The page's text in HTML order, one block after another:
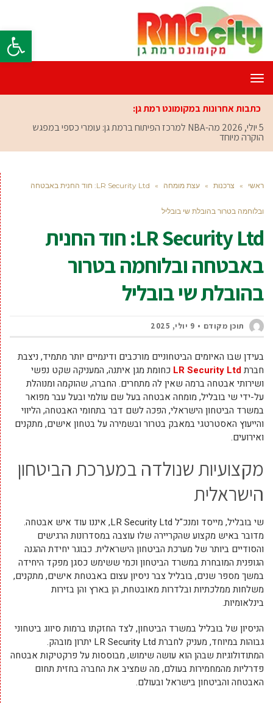
פתח
תפריט
כתבות אחרונות במקומונט רמת גן:
5 יולי, 2026
מה-NBA למרכז הפיתוח ברמת גן: עומרי כספי במפגש
הוקרה מיוחד
ראשי » צרכנות » עצת מומחה » LR Security Ltd: חוד החנית באבטחה
ובלוחמה בטרור בהובלת שי בובליל
LR Security Ltd: חוד החנית
באבטחה ובלוחמה בטרור
בהובלת שי בובליל
תוכן מקודם 9 יולי, 2025
בעידן שבו האיומים הביטחוניים מורכבים ודינמיים יותר מתמיד, ניצבת
חברתLR Security Ltd כחומת מגן איתנה, המעניקה שקט נפשי
ושירותי אבטחה ברמה שאין לה מתחרים. החברה, שהוקמה ומנוהלת
על-ידי שי בובליל, מומחה אבטחה בעל שם עולמי ובעל עבר מפואר
במשרד הביטחון הישראלי, הפכה לשם דבר בתחומי האבטחה, הליווי
והייעוץ האסטרטגי במאבק בטרור ובשמירה על בטחון אישים, מתקנים
ואירועים.
מקצועיות שנולדה במערכת הביטחון
הישראלית
שי בובליל, מייסד ומנכ"ל LR Security Ltd, איננו עוד איש אבטחה.
מדובר באיש מקצוע שהקריירה שלו עוצבה במסדרונות הרגישים
והסודיים ביותר של מערכת הביטחון הישראלית. כבוגר יחידת ההגנה
הגופנית המובחרת במשרד הביטחון וכמי ששימש כסגן מפקד היחידה
במשך מספר שנים, בובליל צבר ניסיון עצום באבטחת אישים, מתקנים,
משלחות ממלכתיות ובלדרות מאובטחת, הן בארץ והן בזירות
בינלאומיות.
הניסיון של בובליל במשרד הביטחון, לצד החזקתו ברמות סיווג ביטחוני
גבוהות במיוחד, מעניק לחברת LR Security Ltd יתרון מובהק.
המתודולוגיות שבהן הוא עושה שימוש, מבוססות על פרקטיקות אבטחה
פדרליות מהמחמירות בעולם, מה שמציב את החברה בחזית תחום
האבטחה והביטחון בישראל ובעולם.